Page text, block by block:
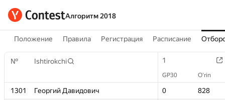
Алгоритм 2018
Положение Правила Регистрация Расписание
№ Ishtirokchi 1
GP30 O‘rin
1301 Георгий Давидович 0
828
№ Ishtirokchi 1
GP30 O‘rin
1301 Георгий Давидович 0
828